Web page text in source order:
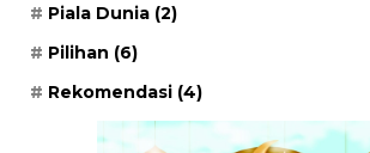
Piala Dunia (2)
Pilihan (6)
Rekomendasi (4)